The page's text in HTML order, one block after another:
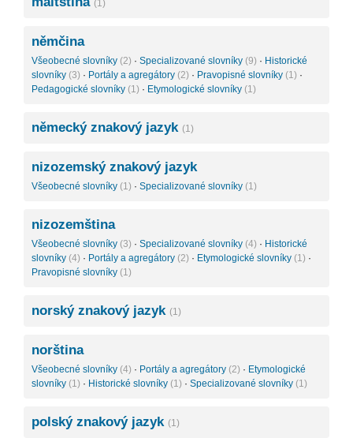
(1)
němčina
Všeobecné slovníky (2) · Specializované slovníky (9) · Historické
slovníky (3) · Portály a agregátory (2) · Pravopisné slovníky (1) ·
Pedagogické slovníky (1) · Etymologické slovníky (1)
německý znakový jazyk (1)
nizozemský znakový jazyk
Všeobecné slovníky (1) · Specializované slovníky (1)
nizozemština
Všeobecné slovníky (3) · Specializované slovníky (4) · Historické
slovníky (4) · Portály a agregátory (2) · Etymologické slovníky (1) ·
Pravopisné slovníky (1)
norský znakový jazyk (1)
norština
Všeobecné slovníky (4) · Portály a agregátory (2) · Etymologické
slovníky (1) · Historické slovníky (1) · Specializované slovníky (1)
polský znakový jazyk (1)